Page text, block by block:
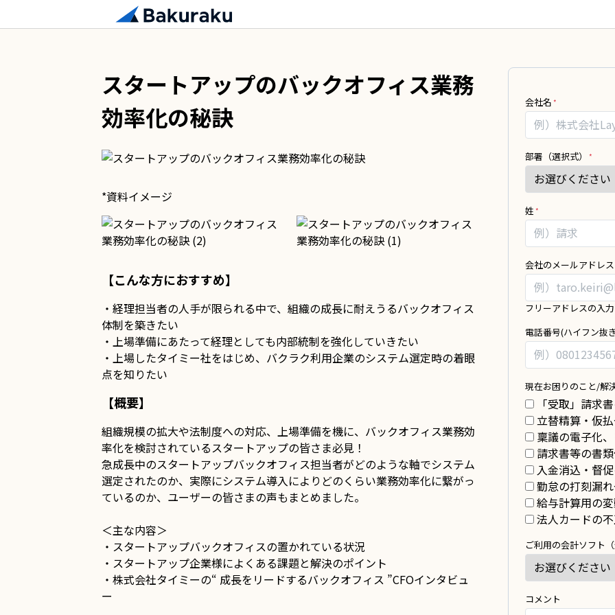
スタートアップのバックオフィス業務
効率化の秘訣
*資料イメージ
【こんな方におすすめ】
・経理担当者の人手が限られる中で、組織の成長に耐えうるバックオフィス
体制を築きたい
・上場準備にあたって経理としても内部統制を強化していきたい
・上場したタイミー社をはじめ、バクラク利用企業のシステム選定時の着眼
点を知りたい
【概要】
組織規模の拡大や法制度への対応、上場準備を機に、バックオフィス業務効
率化を検討されているスタートアップの皆さま必見！
急成長中のスタートアップバックオフィス担当者がどのような軸でシステム
選定されたのか、実際にシステム導入によりどのくらい業務効率化に繋がっ
ているのか、ユーザーの皆さまの声もまとめました。
＜主な内容＞
・スタートアップバックオフィスの置かれている状況
・スタートアップ企業様によくある課題と解決のポイント
・株式会社タイミーの“ 成長をリードするバックオフィス ”CFOインタビュ
ー
ス
タ
ー
ト
ア
ッ
プ
に
ク
ラ
ク
が
ば
れ
る
ワ
ケ
会社名
部署（選択式）
姓
会社のメールアドレス
フリーアドレスの入
電話番号(ハイフン抜
現在お困りのこと/解
「受取」請求
立替精算・仮
稟議の電子化
請求書等の書
入金消込・督
勤怠の打刻漏
給与計算用の
法人カードの
ご利用の会計ソフト
コメント
な
た
が
人
間
の
場
合、
こ
の
フ
ィ
ー
ド
は
空
白
の
ま
ま
に
し
て
く
だ
さ
い。